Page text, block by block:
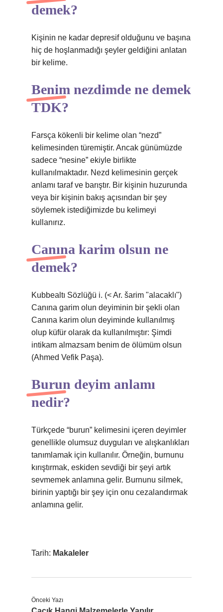
demek?
Kişinin ne kadar depresif olduğunu ve başına
hiç de hoşlanmadığı şeyler geldiğini anlatan
bir kelime.
Benim nezdimde ne demek
TDK?
Farsça kökenli bir kelime olan “nezd”
kelimesinden türemiştir. Ancak günümüzde
sadece “nesine” ekiyle birlikte
kullanılmaktadır. Nezd kelimesinin gerçek
anlamı taraf ve barıştır. Bir kişinin huzurunda
veya bir kişinin bakış açısından bir şey
söylemek istediğimizde bu kelimeyi
kullanırız.
Canına karim olsun ne
demek?
Kubbealtı Sözlüğü i. (< Ar. šarіm "alacaklı")
Canına garim olun deyiminin bir şekli olan
Canına karim olun deyiminde kullanılmış
olup küfür olarak da kullanılmıştır: Şimdi
intikam almazsam benim de ölümüm olsun
(Ahmed Vefik Paşa).
Burun deyim anlamı
nedir?
Türkçede “burun” kelimesini içeren deyimler
genellikle olumsuz duyguları ve alışkanlıkları
tanımlamak için kullanılır. Örneğin, burnunu
kırıştırmak, eskiden sevdiği bir şeyi artık
sevmemek anlamına gelir. Burnunu silmek,
birinin yaptığı bir şey için onu cezalandırmak
anlamına gelir.
Tarih: Makaleler
Önceki Yazı